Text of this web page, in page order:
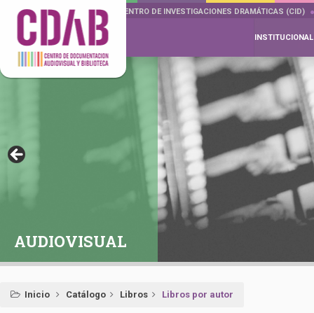
DOCUMENTA DRAMÁTICAS CENTRO DE INVESTIGACIONES DRAMÁTICAS (CID)
INSTITUCIONAL
AUDIOVISUAL
Inicio Catálogo Libros Libros por autor